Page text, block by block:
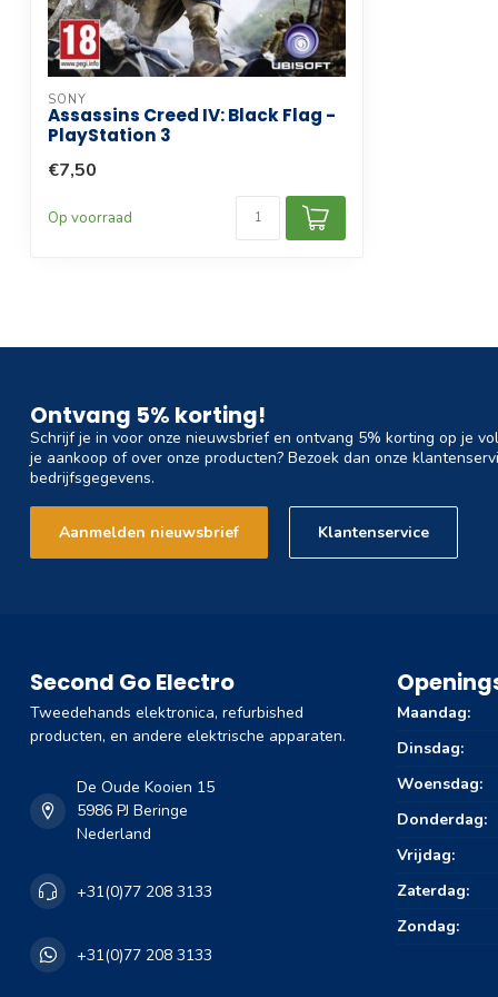
SONY
Assassins Creed IV: Black Flag -
PlayStation 3
€7,50
Op voorraad
Ontvang 5% korting!
Schrijf je in voor onze nieuwsbrief en ontvang 5% korting op je
je aankoop of over onze producten? Bezoek dan onze
bedrijfsgegevens.
Aanmelden nieuwsbrief Klantenservice
Second Go Electro
Tweedehands elektronica, refurbished
producten, en andere elektrische apparaten.
De Oude Kooien 15
5986 PJ Beringe
Nederland
+31(0)77 208 3133
+31(0)77 208 3133
Maandag:
Dinsdag:
Woensdag:
Donderdag:
Vrijdag:
Zaterdag:
Zondag: